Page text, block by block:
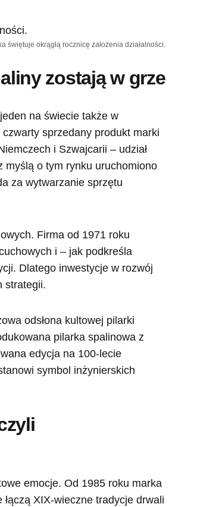
świętuje okrągłą rocznicę założenia działalności.
zostają w grze
na świecie także w
sprzedany produkt marki
i Szwajcarii – udział
myślą o tym rynku uruchomiono
za wytwarzanie sprzętu
Firma od 1971 roku
i – jak podkreśla
Dlatego inwestycje w rozwój
strategii.
odsłona kultowej pilarki
pilarka spalinowa z
edycja na 100-lecie
symbol inżynierskich
emocje. Od 1985 roku marka
XIX-wieczne tradycje drwali